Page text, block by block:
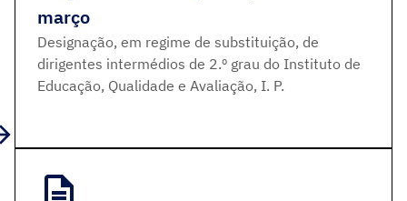
março
Designação, em regime de substituição, de
dirigentes intermédios de 2.º grau do Instituto de
Educação, Qualidade e Avaliação, I. P.